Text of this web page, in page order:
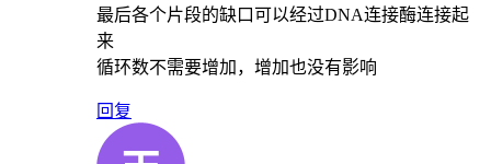
最后各个片段的缺口可以经过DNA连接酶连接起
来
循环数不需要增加，增加也没有影响
回复